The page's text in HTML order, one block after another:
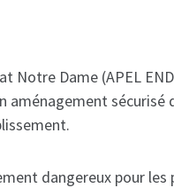
Notre Dame (APEL
aménagement sécurisé
dangereux pour